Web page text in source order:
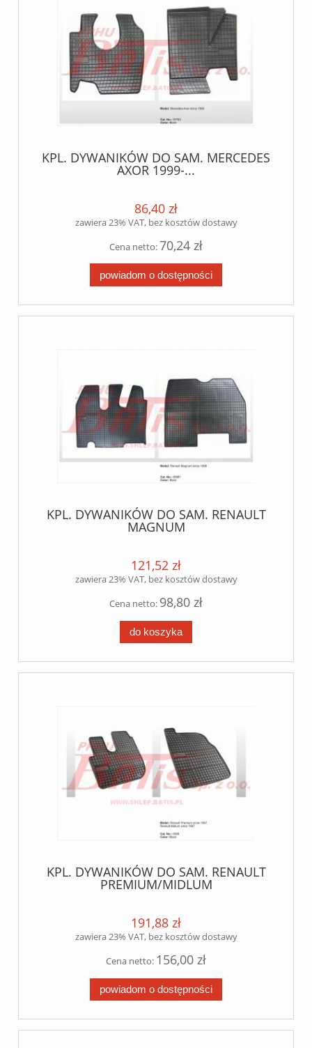
KPL. DYWANIKÓW DO SAM. MERCEDES
AXOR 1999-...
86,40 zł
zawiera 23% VAT, bez kosztów dostawy
Cena netto:70,24 zł
powiadom o dostępności
KPL. DYWANIKÓW DO SAM. RENAULT
MAGNUM
121,52 zł
zawiera 23% VAT, bez kosztów dostawy
Cena netto: 98,80 zł
do koszyka
KPL. DYWANIKÓW DO SAM. RENAULT
PREMIUM/MIDLUM
191,88 zł
zawiera 23% VAT, bez kosztów dostawy
Cena netto: 156,00 zł
powiadom o dostępności